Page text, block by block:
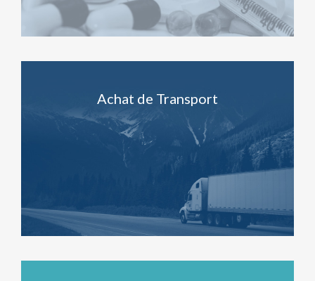
Achat de Transport